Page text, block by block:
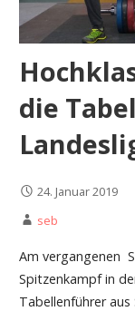
die
24. Januar 2019
seb
Am vergangenen
Spitzenkampf in
Tabellenführer